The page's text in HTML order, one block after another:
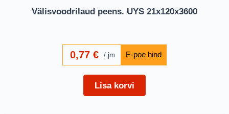
Välisvoodrilaud peens. UYS 21x120x3600
0,77 € jm
Lisa korvi